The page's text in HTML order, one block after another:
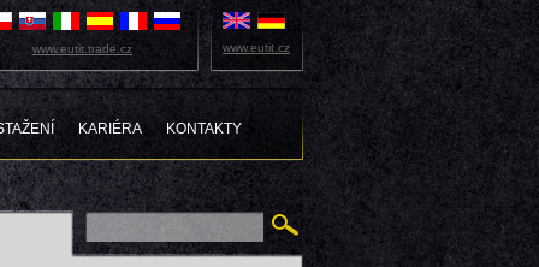
KARIÉRA KONTAKTY
www.eutit.trade.cz www.eutit.cz